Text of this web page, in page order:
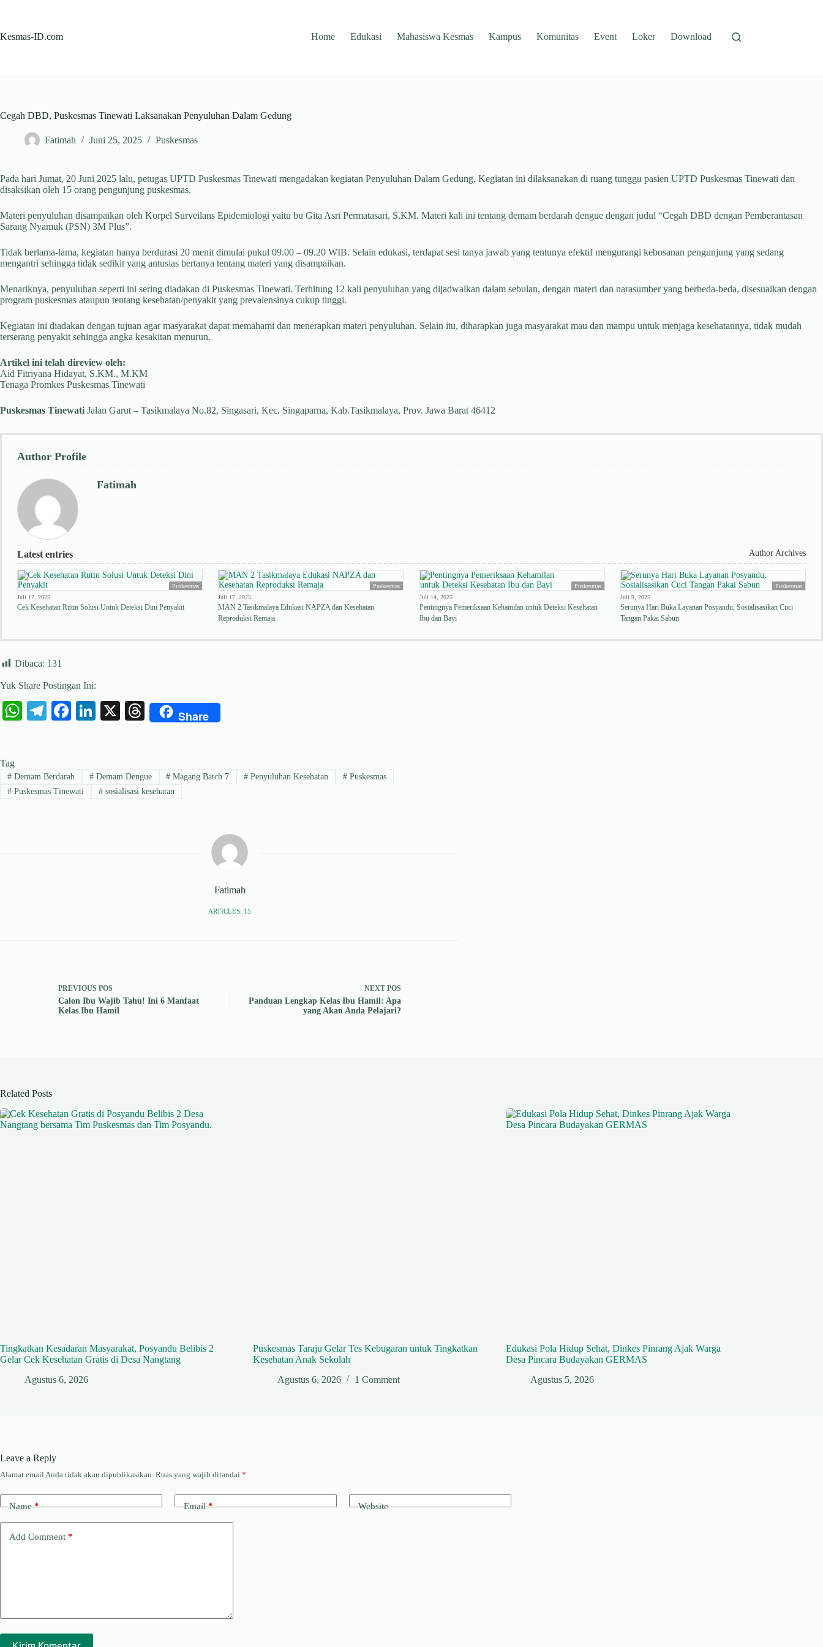
Kesmas-ID.com
Home Edukasi Mahasiswa Kesmas Kampus Komunitas Event Loker Download
Cegah DBD, Puskesmas Tinewati Laksanakan Penyuluhan Dalam Gedung
Fatimah Juni 25, 2025 Puskesmas
Pada hari Jumat, 20 Juni 2025 lalu, petugas UPTD Puskesmas Tinewati mengadakan kegiatan Penyuluhan Dalam Gedung. Kegiatan ini dilaksanakan di ruang tunggu pasien UPTD Puskesmas Tinewati dan
disaksikan oleh 15 orang pengunjung puskesmas.
Materi penyuluhan disampaikan oleh Korpel Surveilans Epidemiologi yaitu bu Gita Asri Permatasari, S.KM. Materi kali ini tentang demam berdarah dengue dengan judul “Cegah DBD dengan Pemberantasan
Sarang Nyamuk (PSN) 3M Plus”.
Tidak berlama-lama, kegiatan hanya berdurasi 20 menit dimulai pukul 09.00 – 09.20 WIB. Selain edukasi, terdapat sesi tanya jawab yang tentunya efektif mengurangi kebosanan pengunjung yang sedang
mengantri sehingga tidak sedikit yang antusias bertanya tentang materi yang disampaikan.
Menariknya, penyuluhan seperti ini sering diadakan di Puskesmas Tinewati. Terhitung 12 kali penyuluhan yang dijadwalkan dalam sebulan, dengan materi dan narasumber yang berbeda-beda, disesuaikan dengan
program puskesmas ataupun tentang kesehatan/penyakit yang prevalensinya cukup tinggi.
Kegiatan ini diadakan dengan tujuan agar masyarakat dapat memahami dan menerapkan materi penyuluhan. Selain itu, diharapkan juga masyarakat mau dan mampu untuk menjaga kesehatannya, tidak mudah
terserang penyakit sehingga angka kesakitan menurun.
Artikel ini telah direview oleh:
Aid Fitriyana Hidayat, S.KM., M.KM
Tenaga Promkes Puskesmas Tinewati
Puskesmas Tinewati Jalan Garut – Tasikmalaya No.82, Singasari, Kec. Singaparna, Kab.Tasikmalaya, Prov. Jawa Barat 46412
Author Profile
Fatimah
Latest entries Author Archives
Puskesmas
Juli 17, 2025
Cek Kesehatan Rutin Solusi Untuk Deteksi Dini Penyakit
Puskesmas
Juli 17, 2025
MAN 2 Tasikmalaya Edukasi NAPZA dan Kesehatan
Reproduksi Remaja
Puskesmas
Juli 14, 2025
Pentingnya Pemeriksaan Kehamilan untuk Deteksi Kesehatan
Ibu dan Bayi
Puskesmas
Juli 9, 2025
Serunya Hari Buka Layanan Posyandu, Sosialisasikan Cuci
Tangan Pakai Sabun
Dibaca: 131
Yuk Share Postingan Ini:
W
A
pp
Te
a
m
Fa
ok
Li
In
X
T
ds
Share
Tag
#Demam Berdarah #Demam Dengue # Magang Batch 7 # Penyuluhan Kesehatan # Puskesmas
#Puskesmas Tinewati #sosialisasi kesehatan
Fatimah
ARTICLES: 15
PREVIOUS POS
Calon Ibu Wajib Tahu! Ini 6 Manfaat
Kelas Ibu Hamil
NEXT POS
Panduan Lengkap Kelas Ibu Hamil: Apa
yang Akan Anda Pelajari?
Related Posts
Tingkatkan Kesadaran Masyarakat, Posyandu Belibis 2
Gelar Cek Kesehatan Gratis di Desa Nangtang
Agustus 6, 2026
Puskesmas Taraju Gelar Tes Kebugaran untuk Tingkatkan
Kesehatan Anak Sekolah
Agustus 6, 2026
1 Comment
Edukasi Pola Hidup Sehat, Dinkes Pinrang Ajak Warga
Desa Pincara Budayakan GERMAS
Agustus 5, 2026
Leave a Reply
Alamat email Anda tidak akan dipublikasikan. Ruas yang wajib ditandai *
Name* Email* Website
Add Comment *